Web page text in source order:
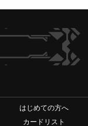
はじめての方へ
カードリスト